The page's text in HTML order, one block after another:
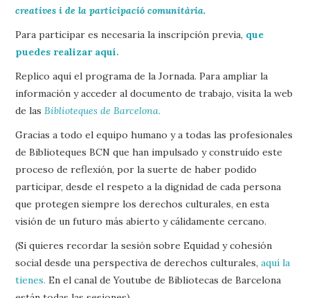
creatives i de la participació comunitària.
Para participar es necesaria la inscripción previa, que
puedes realizar aquí.
Replico aquí el programa de la Jornada. Para ampliar la
información y acceder al documento de trabajo, visita la web
de las Biblioteques de Barcelona.
Gracias a todo el equipo humano y a todas las profesionales
de Biblioteques BCN que han impulsado y construído este
proceso de reflexión, por la suerte de haber podido
participar, desde el respeto a la dignidad de cada persona
que protegen siempre los derechos culturales, en esta
visión de un futuro más abierto y cálidamente cercano.
(Si quieres recordar la sesión sobre Equidad y cohesión
social desde una perspectiva de derechos culturales,aquí la
tienes. En el canal de Youtube de Bibliotecas de Barcelona